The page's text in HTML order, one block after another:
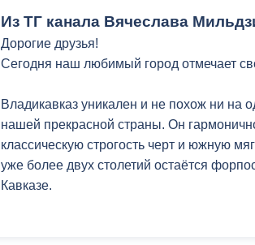
Из ТГ канала Вячеслава
Дорогие друзья!
Сегодня наш любимый город отмечает
Владикавказ уникален и не похож ни на
нашей прекрасной страны. Он
классическую строгость черт и южную
уже более двух столетий остаётся
Кавказе.